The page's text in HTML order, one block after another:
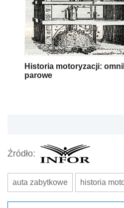
Historia motoryzacji:
parowe
Źródło:
auta zabytkowe historia